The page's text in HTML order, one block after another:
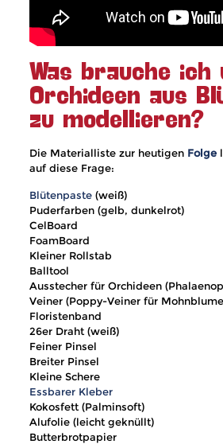
Was brauche ich
Orchideen aus
zu modellieren?
Die Materialliste zur heutigen Folge
auf diese Frage:
Blütenpaste(weiß)
Puderfarben (gelb, dunkelrot)
CelBoard
FoamBoard
Kleiner Rollstab
Balltool
Ausstecher für Orchideen (
Veiner (Poppy-Veiner für
Floristenband
26er Draht (weiß)
Feiner Pinsel
Breiter Pinsel
Kleine Schere
Essbarer Kleber
Kokosfett (Palminsoft)
Alufolie (leicht geknüllt)
Butterbrotpapier